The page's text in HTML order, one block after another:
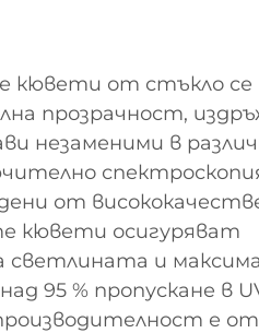
кювети от стъкло се
прозрачност,
незаменими в
от
кювети осигуряват
светлината и
95 % пропускане в
е от